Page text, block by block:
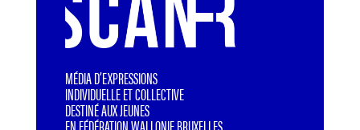
MÉDIA D’EXPRESSIONS
INDIVIDUELLE ET COLLECTIVE
DESTINÉ AUX JEUNES
EN FÉDÉRATION WALLONIE BRUXELLES